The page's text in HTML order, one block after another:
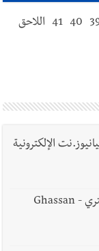
40
41 اللاحق
الإلكترونية
الصحافي السفير غسان محمود الزعتري - Ghassan